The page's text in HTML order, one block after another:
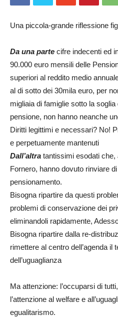
Una piccola-grande riflessione
Da una parte cifre indecenti ed
90.000 euro mensili delle
superiori al reddito medio
al di sotto dei 30mila euro, per
migliaia di famiglie sotto la
pensione, non hanno neanche
Diritti legittimi e necessari? No!
e perpetuamente mantenuti
Dall’altra tantissimi esodati
Fornero, hanno dovuto rinviare
pensionamento.
Bisogna ripartire da questi
problemi di conservazione dei
eliminandoli rapidamente,
Bisogna ripartire dalla re-
rimettere al centro dell’agenda il
dell’uguaglianza
Ma attenzione: l’occuparsi di
l’attenzione al welfare e
egualitarismo.